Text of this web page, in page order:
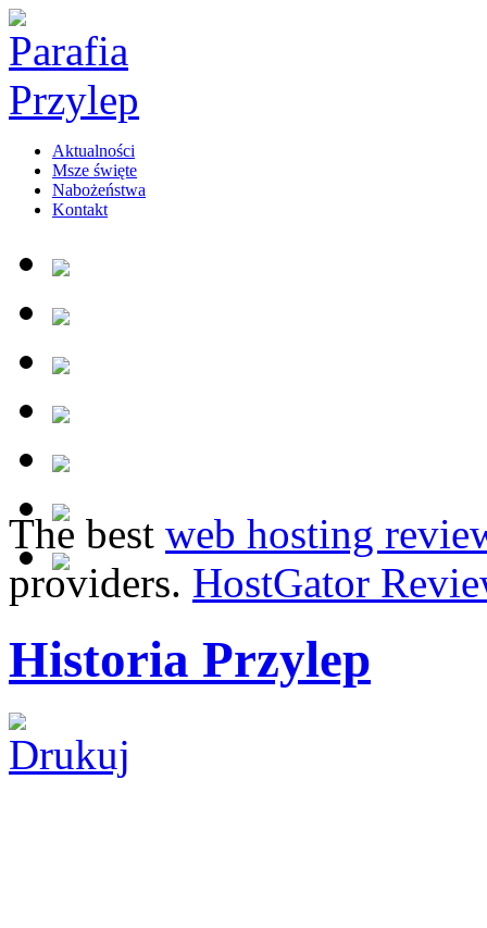
Aktualności
Msze święte
Nabożeństwa
Kontakt
The best web hosting
providers. HostGator
Historia Przylep